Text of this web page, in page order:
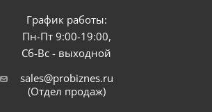
График работы:
Пн-Пт 9:00-19:00,
Сб-Вс - выходной
sales@probiznes.ru
(Отдел продаж)